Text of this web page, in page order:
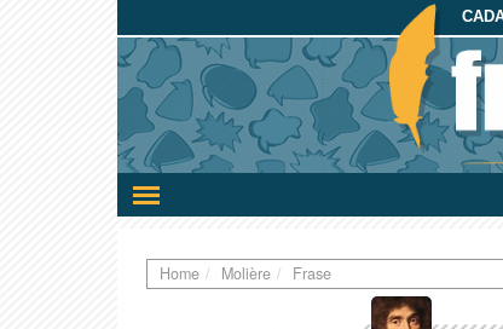
Ativar/desativar
a
Home Molière Frase